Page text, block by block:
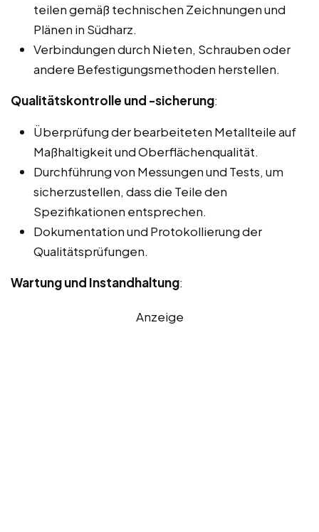
teilen gemäß technischen Zeichnungen und
Plänen in Südharz.
Verbindungen durch Nieten, Schrauben oder
andere Befestigungsmethoden herstellen.
Qualitätskontrolle und -sicherung:
Überprüfung der bearbeiteten Metallteile auf
Maßhaltigkeit und Oberflächenqualität.
Durchführung von Messungen und Tests, um
sicherzustellen, dass die Teile den
Spezifikationen entsprechen.
Dokumentation und Protokollierung der
Qualitätsprüfungen.
Wartung und Instandhaltung:
Anzeige